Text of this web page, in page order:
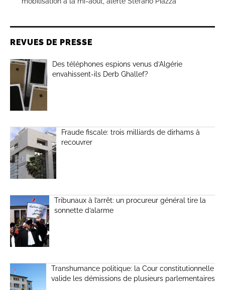
REVUES DE PRESSE
Des téléphones espions venus d’Algérie
envahissent-ils Derb Ghallef?
Fraude fiscale: trois milliards de dirhams à
recouvrer
Tribunaux à l’arrêt: un procureur général tire la
sonnette d’alarme
Transhumance politique: la Cour constitutionnelle
valide les démissions de plusieurs parlementaires